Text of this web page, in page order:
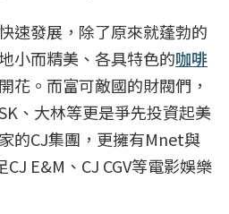
速發展，除了原來就蓬勃的
小而精美、各具特色的咖啡
花。而富可敵國的財閥們，
、大林等更是爭先投資起美
的CJ集團，更擁有Mnet與
E&M、CJ CGV等電影娛樂